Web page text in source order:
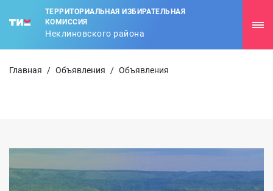
ТЕРРИТОРИАЛЬНАЯ ИЗБИРАТЕЛЬНАЯ
КОМИССИЯ
Неклиновского района
Главная / Объявления / Объявления